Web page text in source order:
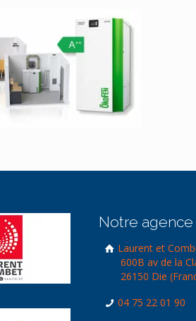
Notre
Laurent et
600B av de la
26150 Die
04 75 22 01 90